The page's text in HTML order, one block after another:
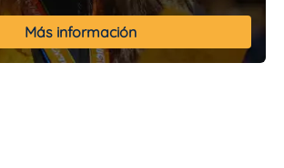
Más información